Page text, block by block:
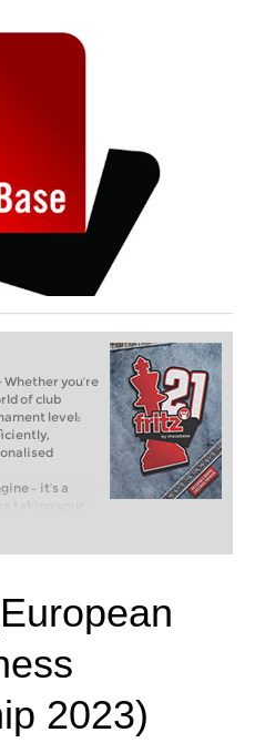
Whether you’re
of club
level:
– it’s a
taking your
or already
you can
and with a
2023)